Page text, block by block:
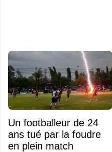
Un footballeur de 24
ans tué par la foudre
en plein match